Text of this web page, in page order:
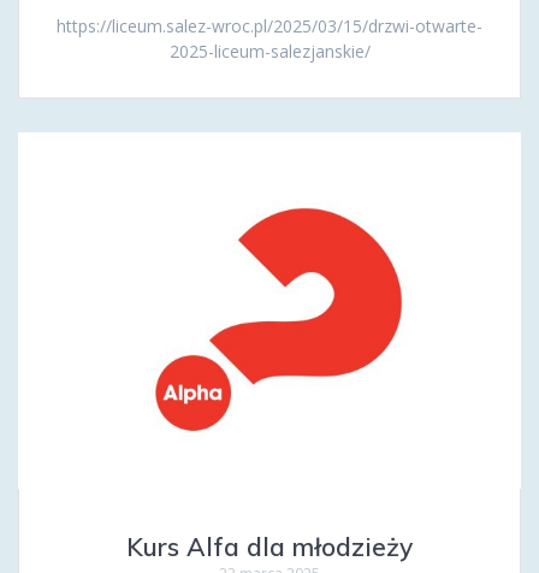
https://liceum.salez-wroc.pl/2025/03/15/drzwi-otwarte-
2025-liceum-salezjanskie/
Kurs Alfa dla młodzieży